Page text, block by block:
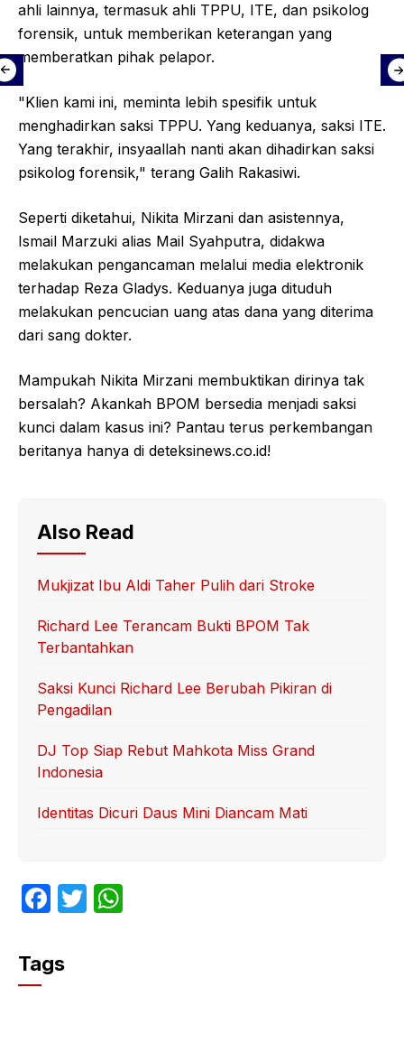
ahli lainnya, termasuk ahli TPPU, ITE, dan psikolog
forensik, untuk memberikan keterangan yang
memberatkan pihak pelapor.
"Klien kami ini, meminta lebih spesifik untuk
menghadirkan saksi TPPU. Yang keduanya, saksi ITE.
Yang terakhir, insyaallah nanti akan dihadirkan saksi
psikolog forensik," terang Galih Rakasiwi.
Seperti diketahui, Nikita Mirzani dan asistennya,
Ismail Marzuki alias Mail Syahputra, didakwa
melakukan pengancaman melalui media elektronik
terhadap Reza Gladys. Keduanya juga dituduh
melakukan pencucian uang atas dana yang diterima
dari sang dokter.
Mampukah Nikita Mirzani membuktikan dirinya tak
bersalah? Akankah BPOM bersedia menjadi saksi
kunci dalam kasus ini? Pantau terus perkembangan
beritanya hanya di deteksinews.co.id!
Also Read
Mukjizat Ibu Aldi Taher Pulih dari Stroke
Richard Lee Terancam Bukti BPOM Tak
Terbantahkan
Saksi Kunci Richard Lee Berubah Pikiran di
Pengadilan
DJ Top Siap Rebut Mahkota Miss Grand
Indonesia
Identitas Dicuri Daus Mini Diancam Mati
F
c
e
T
Tags